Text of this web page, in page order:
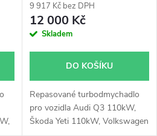
9 917 Kč bez DPH
12 000 Kč
Skladem
DO KOŠÍKU
Repasované turbodmychadlo
pro vozidla Audi Q3 110kW,
Škoda Yeti 110kW, Volkswagen